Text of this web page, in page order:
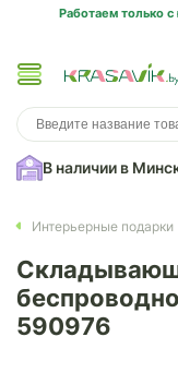
Работаем только
В наличии в
Интерьерные подарки
590976